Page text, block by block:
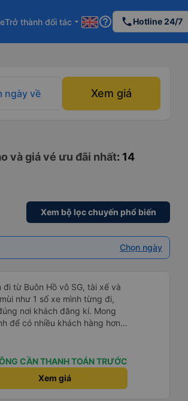
Trở thành đối tác arrow_drop_down help_outline phoneHotline 24/7
ngày về Xem giá
và giá vé ưu đãi nhất: 14
Xem bộ lọc chuyến phổ biến
Chọn ngày
từ Buôn Hồ vô SG, tài xế và
như 1 số xe mình từng đi,
nơi khách đăng kí. Mong
để có nhiều khách hàng hơn
CẦN THANH TOÁN TRƯỚC
Xem giá